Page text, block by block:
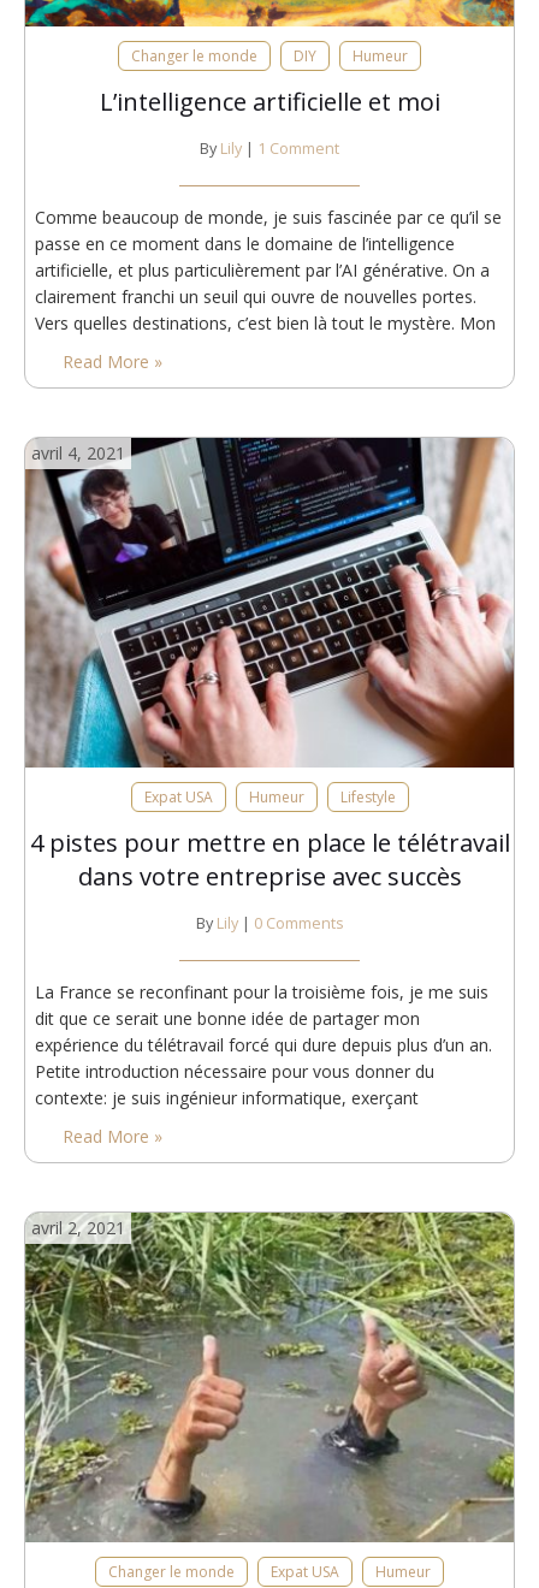
Changer le monde DIY Humeur
L’intelligence artificielle et moi
By Lily | 1 Comment
Comme beaucoup de monde, je suis fascinée par ce qu’il se
passe en ce moment dans le domaine de l’intelligence
artificielle, et plus particulièrement par l’AI générative. On a
clairement franchi un seuil qui ouvre de nouvelles portes.
Vers quelles destinations, c’est bien là tout le mystère. Mon
pouvons…
Read More »
avril 4, 2021
Expat USA Humeur Lifestyle
4 pistes pour mettre en place le télétravail
dans votre entreprise avec succès
By Lily | 0 Comments
La France se reconfinant pour la troisième fois, je me suis
dit que ce serait une bonne idée de partager mon
expérience du télétravail forcé qui dure depuis plus d’un an.
Petite introduction nécessaire pour vous donner du
contexte: je suis ingénieur informatique, exerçant
actuellement dans la partie Front-End sur un site web aux
États-Unis qui attire plus de 50 millions…
Read More »
avril 2, 2021
Changer le monde Expat USA Humeur